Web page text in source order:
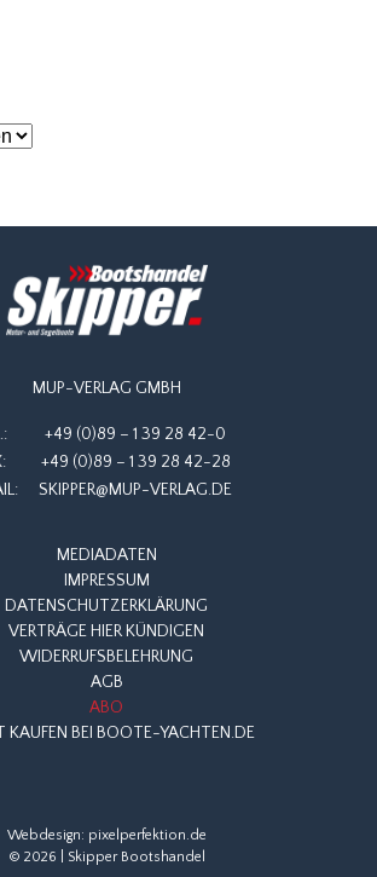
MUP-VERLAG GMBH
+49 (0)89 – 1 39 28 42-0
+49 (0)89 – 1 39 28 42-28
SKIPPER@MUP-VERLAG.DE
MEDIADATEN
IMPRESSUM
DATENSCHUTZERKLÄRUNG
VERTRÄGE HIER KÜNDIGEN
WIDERRUFSBELEHRUNG
AGB
ABO
KAUFEN BEI BOOTE-YACHTEN.DE
Webdesign: pixelperfektion.de
© 2026 | Skipper Bootshandel